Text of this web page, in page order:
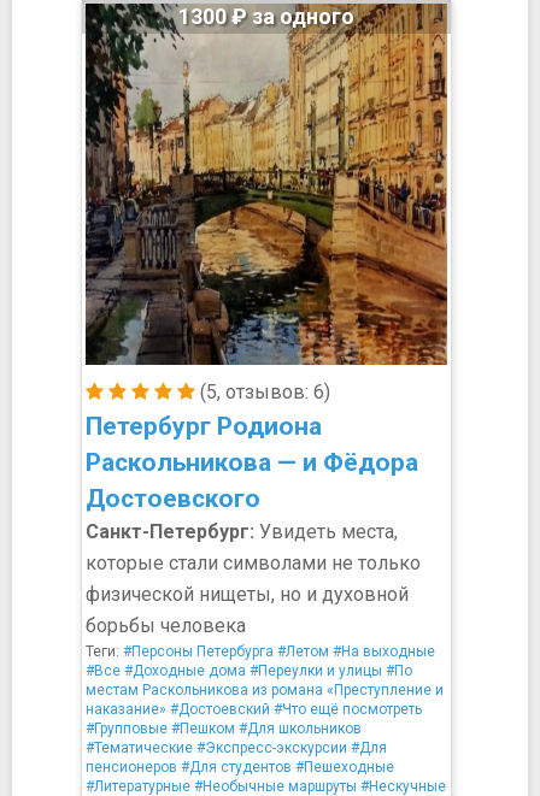
(5, отзывов: 6)
Петербург Родиона
Раскольникова — и Фёдора
Достоевского
1300 ₽ за одного
Санкт-Петербург: Увидеть места,
которые стали символами не только
физической нищеты, но и духовной
борьбы человека
Теги: #Персоны Петербурга #Летом #На выходные
#Все #Доходные дома #Переулки и улицы #По
местам Раскольникова из романа «Преступление и
наказание» #Достоевский #Что ещё посмотреть
#Групповые #Пешком #Для школьников
#Тематические #Экспресс-экскурсии #Для
пенсионеров #Для студентов #Пешеходные
#Литературные #Необычные маршруты #Нескучные